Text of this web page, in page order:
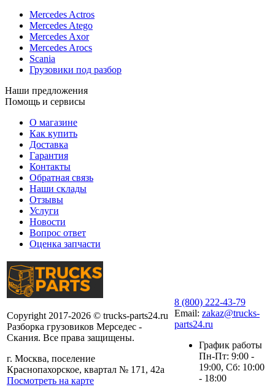
Mercedes Actros
Mercedes Atego
Mercedes Axor
Mercedes Arocs
Scania
Грузовики под разбор
Наши предложения
Помощь и сервисы
О магазине
Как купить
Доставка
Гарантия
Контакты
Обратная связь
Наши склады
Отзывы
Услуги
Новости
Вопрос ответ
Оценка запчасти
Copyright 2017-2026 © trucks-parts24.ru
Разборка грузовиков Мерседес -
Скания. Все права защищены.
г. Москва, поселение
Краснопахорское, квартал № 171, 42а
Посмотреть на карте
8 (800) 222-43-79
Email: zakaz@trucks-
parts24.ru
График работы
Пн-Пт: 9:00 -
19:00, Сб: 10:00
- 18:00